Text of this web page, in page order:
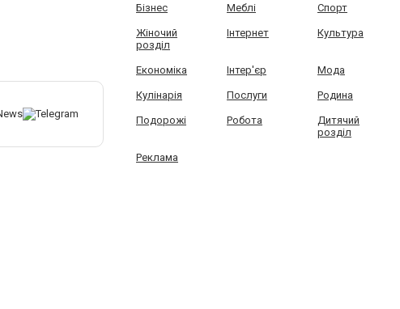
Бізнес Меблі Спорт
Жіночий
розділ
Інтернет Культура
Економіка Інтер'єр Мода
Кулінарія Послуги Родина
Подорожі Робота
Дитячий
розділ
Реклама